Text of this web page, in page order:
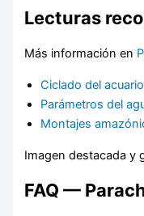
Lecturas
Más información en
Ciclado del
Parámetros del
Montajes
Imagen destacada y
FAQ —